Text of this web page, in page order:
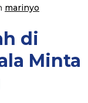
marinyo
di
Minta